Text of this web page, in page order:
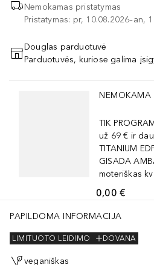
Nemokamas pristatymas
Pristatymas: pr, 10.08.2026–an,
PRIDĖTI Į
Douglas parduotuvė
Parduotuvės, kuriose galima
Praleisti slankiklį
TIK
už 69 € ir
TITANIUM
GISADA
moteriškas
0,00 €
PAPILDOMA INFORMACIJA
DOVANA
LIMITUOTO LEIDIMO
veganiškas